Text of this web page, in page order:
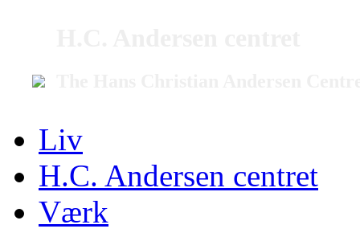
Liv
H.C. Andersen centret
Værk